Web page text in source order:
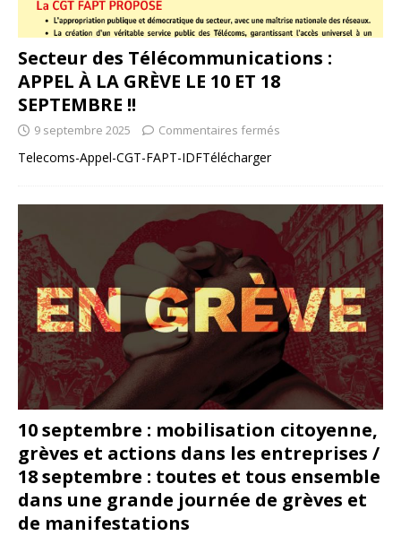
Secteur des Télécommunications :
APPEL À LA GRÈVE LE 10 ET 18
SEPTEMBRE !!
9 septembre 2025 Commentaires fermés
Telecoms-Appel-CGT-FAPT-IDFTélécharger
10 septembre : mobilisation citoyenne,
grèves et actions dans les entreprises /
18 septembre : toutes et tous ensemble
dans une grande journée de grèves et
de manifestations